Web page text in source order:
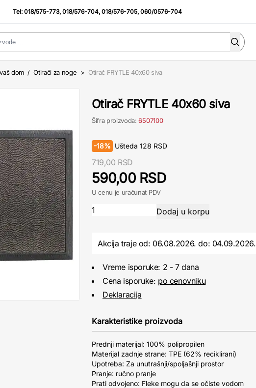
Tel:018/575-773,018/576-704,018/576-705,060/0576-704
dom / Otirači za noge > Otirač FRYTLE 40x60 siva
Otirač FRYTLE 40x60 siva
Šifra proizvoda:6507100
-18% Ušteda 128 RSD
719,00 RSD
590,00 RSD
U cenu je uračunat PDV
Akcija traje od: 06.08.2026.do: 04.09.2026.
Vreme isporuke: 2 - 7 dana
Cena isporuke: po cenovniku
Deklaracija
Karakteristike proizvoda
Prednji materijal: 100% polipropilen
Materijal zadnje strane: TPE (62% reciklirani)
Upotreba: Za unutrašnji/spoljašnji prostor
Pranje: ručno pranje
Prati odvojeno: Fleke mogu da se očiste vodom